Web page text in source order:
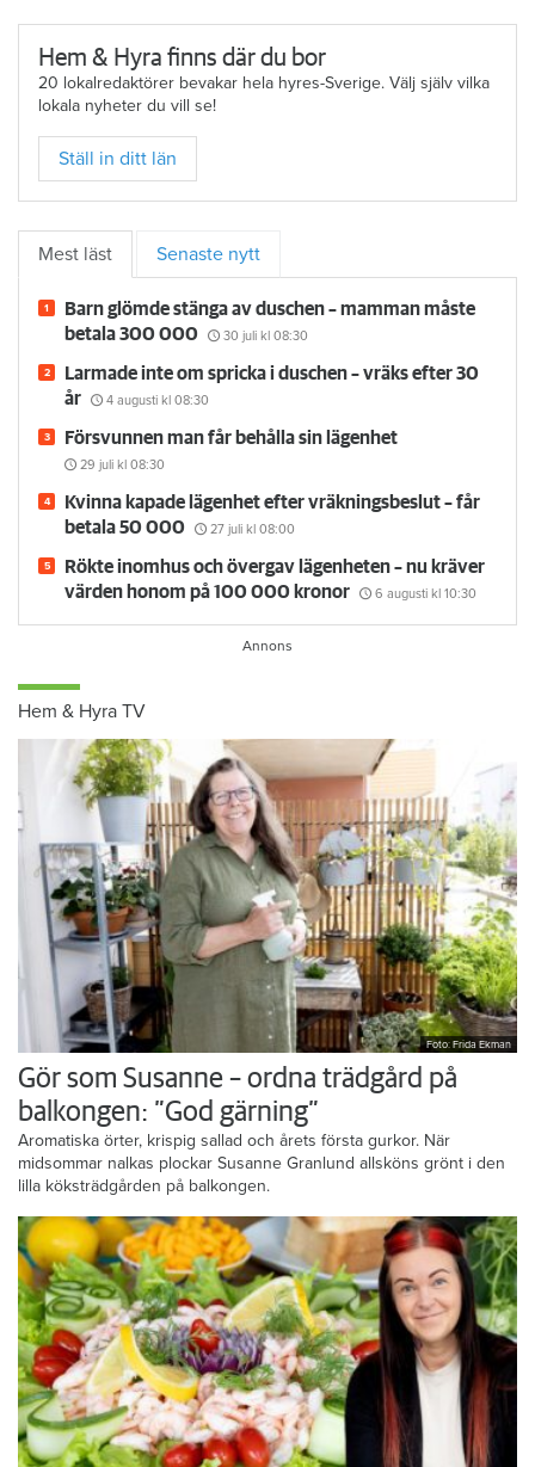
Hem & Hyra finns där du bor
20 lokalredaktörer bevakar hela hyres-Sverige. Välj själv vilka
lokala nyheter du vill se!
Ställ in ditt län
Mest läst Senaste nytt
Barn glömde stänga av duschen – mamman måste
betala 300 000
30 juli kl 08:30
Larmade inte om spricka i duschen – vräks efter 30
år
4 augusti kl 08:30
Försvunnen man får behålla sin lägenhet
29 juli kl 08:30
Kvinna kapade lägenhet efter vräkningsbeslut – får
betala 50 000
27 juli kl 08:00
Rökte inomhus och övergav lägenheten – nu kräver
värden honom på 100 000 kronor
6 augusti kl 10:30
Hem & Hyra TV
Foto: Frida Ekman
Gör som Susanne – ordna trädgård på
balkongen: ”God gärning”
Aromatiska örter, krispig sallad och årets första gurkor. När
midsommar nalkas plockar Susanne Granlund allsköns grönt i den
lilla köksträdgården på balkongen.